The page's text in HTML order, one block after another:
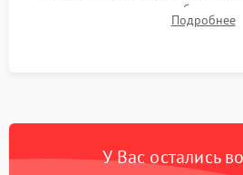
компрессора, отсутствия
срабатывания системыПодробнее
У Вас остались